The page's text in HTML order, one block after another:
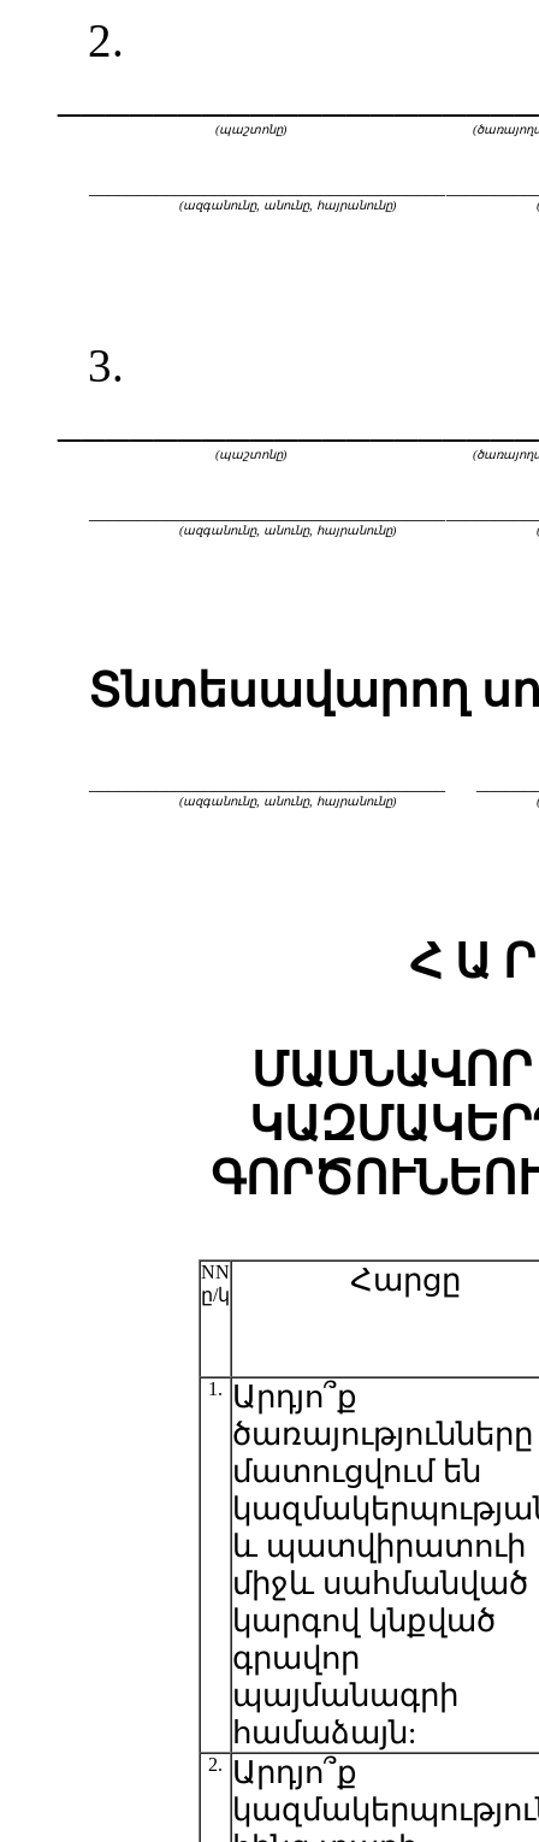
2.
(պաշտոնը)
(ազգանունը, անունը, հայրանունը)
3.
(պաշտոնը)
(ազգանունը, անունը, հայրանունը)
Տնտեսավարող
(ազգանունը, անունը, հայրանունը)
Հ Ա
NN
ը/կ
Հարցը
1.
Արդյո՞ք
ծառայությունները
մատուցվում են
և պատվիրատուի
միջև սահմանված
կարգով կնքված
գրավոր
պայմանագրի
համաձայն:
2.
Արդյո՞ք